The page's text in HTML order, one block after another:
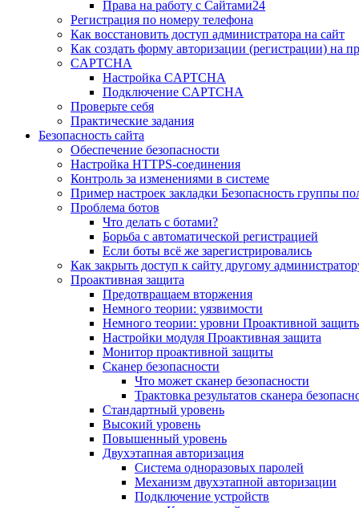
Права на работу с Сайтами24
Регистрация по номеру телефона
Как восстановить доступ администратора на сайт
Как создать форму авторизации (регистрации) на
CAPTCHA
Настройка CAPTCHA
Подключение CAPTCHA
Проверьте себя
Практические задания
Безопасность сайта
Обеспечение безопасности
Настройка HTTPS-соединения
Контроль за изменениями в системе
Пример настроек закладки Безопасность группы
Проблема ботов
Что делать с ботами?
Борьба с автоматической регистрацией
Если боты всё же зарегистрировались
Как закрыть доступ к сайту другому
Проактивная защита
Предотвращаем вторжения
Немного теории: уязвимости
Немного теории: уровни Проактивной
Настройки модуля Проактивная защита
Монитор проактивной защиты
Сканер безопасности
Что может сканер безопасности
Трактовка результатов сканера
Стандартный уровень
Высокий уровень
Повышенный уровень
Двухэтапная авторизация
Система одноразовых паролей
Механизм двухэтапной авторизации
Подключение устройств